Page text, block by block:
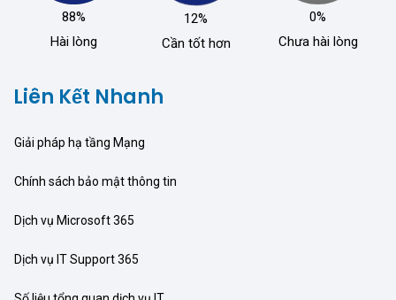
88%
Hài lòng
12%
Cần tốt hơn
0%
Chưa hài lòng
Liên Kết Nhanh
Giải pháp hạ tầng Mạng
Chính sách bảo mật thông tin
Dịch vụ Microsoft 365
Dịch vụ IT Support 365